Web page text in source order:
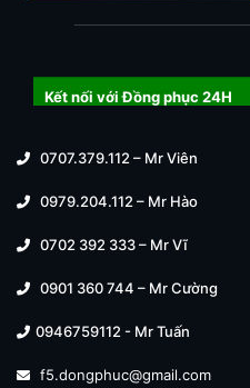
Kết nối với Đồng phục 24H
0707.379.112 – Mr Viên
0979.204.112 – Mr Hào
0702 392 333 – Mr Vĩ
0901 360 744 – Mr Cường
0946759112 - Mr Tuấn
f5.dongphuc@gmail.com